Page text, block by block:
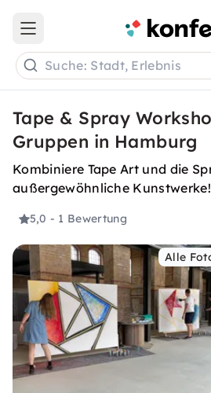
Open main menu
Suche: Stadt, Erlebnis
Tape & Spray
Gruppen in Hamburg
Kombiniere Tape Art und die
außergewöhnliche Kunstwerke!
5,0 - 1 Bewertung
Alle